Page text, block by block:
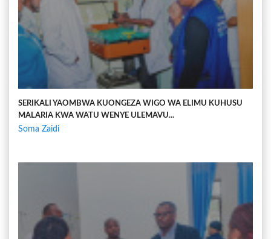
SERIKALI YAOMBWA KUONGEZA WIGO WA ELIMU KUHUSU
MALARIA KWA WATU WENYE ULEMAVU...
Soma Zaidi